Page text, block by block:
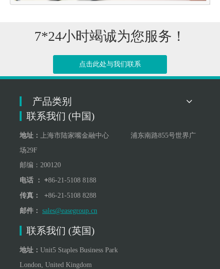
点击联系我们
7*24小时竭诚为您服务！
点击此处与我们联系
产品类别
联系我们 (中国)
地址：
上海市陆家嘴金融中心 浦东南路855号世界广
场29F
邮编：200120
电话 ： +86-21-5108 8188
传真： +86-21-5108 8288
邮件： sales@easegroup.cn
联系我们 (英国)
地址： Unit5 Staples Business Park
London, United Kingdom